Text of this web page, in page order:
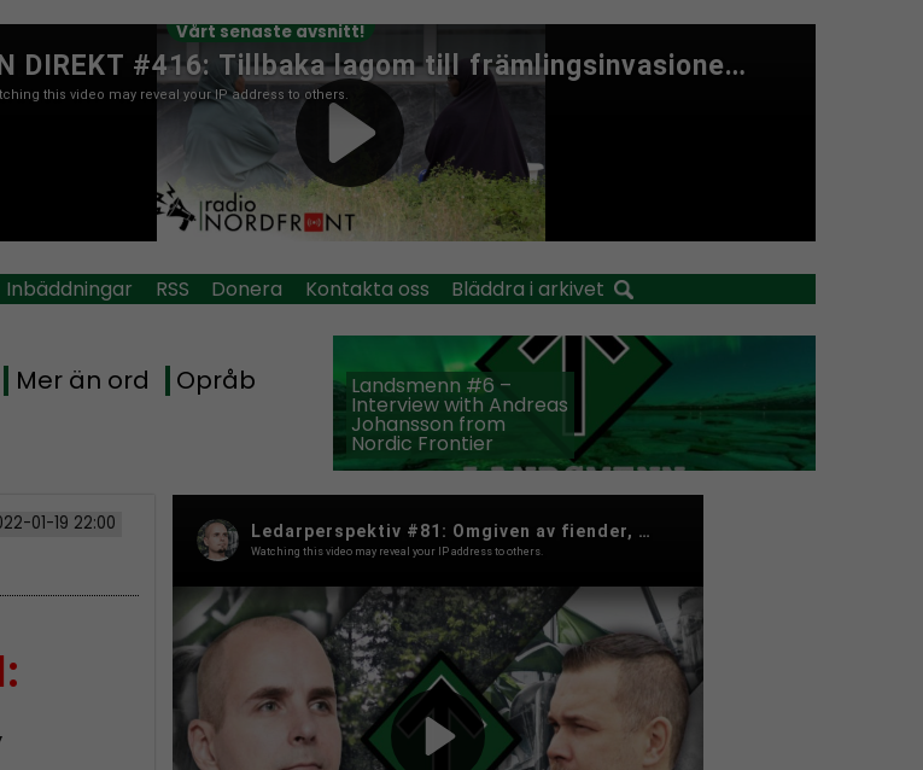
Vårt senaste avsnitt!
Inbäddningar RSS Donera Kontakta oss Bläddra i arkivet
Mer än ord Opråb Landsmenn #6 –
Interview with Andreas
Johansson from
Nordic Frontier
01-19 22:00